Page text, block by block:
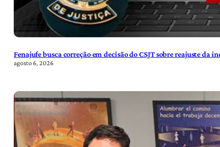
Fenajufe busca correção em decisão do CSJT sobre reajuste da
agosto 6, 2026